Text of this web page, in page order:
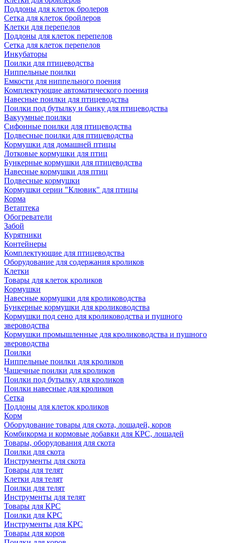
Поддоны для клеток бролеров
Сетка для клеток бройлеров
Клетки для перепелов
Поддоны для клеток перепелов
Сетка для клеток перепелов
Инкубаторы
Поилки для птицеводства
Ниппельные поилки
Емкости для ниппельного поения
Комплектующие автоматического поения
Навесные поилки для птицеводства
Поилки под бутылку и банку для птицеводства
Вакуумные поилки
Сифонные поилки для птицеводства
Подвесные поилки для птицеводства
Кормушки для домашней птицы
Лотковые кормушки для птиц
Бункерные кормушки для птицеводства
Навесные кормушки для птиц
Подвесные кормушки
Кормушки серии "Клювик" для птицы
Корма
Ветаптека
Обогреватели
Забой
Курятники
Контейнеры
Комплектующие для птицеводства
Оборудование для содержания кроликов
Клетки
Товары для клеток кроликов
Кормушки
Навесные кормушки для кролиководства
Бункерные кормушки для кролиководства
Кормушки под сено для кролиководства и пушного
звероводства
Кормушки промышленные для кролиководства и пушного
звероводства
Поилки
Ниппельные поилки для кроликов
Чашечные поилки для кроликов
Поилки под бутылку для кроликов
Поилки навесные для кроликов
Сетка
Поддоны для клеток кроликов
Корм
Оборудование товары для скота, лошадей, коров
Комбикорма и кормовые добавки для КРС, лошадей
Товары, оборудования для скота
Поилки для скота
Инструменты для скота
Товары для телят
Клетки для телят
Поилки для телят
Инструменты для телят
Товары для КРС
Поилки для КРС
Инструменты для КРС
Товары для коров